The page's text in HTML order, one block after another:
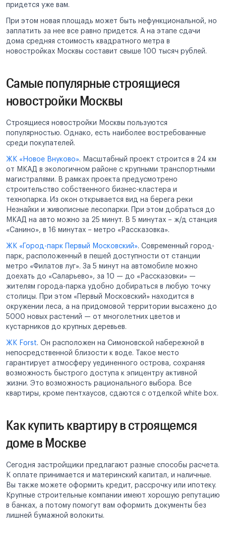
придется уже вам.
При этом новая площадь может быть нефункциональной, но
заплатить за нее все равно придется. А на этапе сдачи
дома средняя стоимость квадратного метра в
новостройках Москвы составит свыше 100 тысяч рублей.
Самые популярные строящиеся
новостройки Москвы
Строящиеся новостройки Москвы пользуются
популярностью. Однако, есть наиболее востребованные
среди покупателей.
ЖК «Новое Внуково». Масштабный проект строится в 24 км
от МКАД в экологичном районе с крупными транспортными
магистралями. В рамках проекта предусмотрено
строительство собственного бизнес-кластера и
технопарка. Из окон открывается вид на берега реки
Незнайки и живописные лесопарки. При этом добраться до
МКАД на авто можно за 25 минут. В 5 минутах – ж/д станция
«Санино», в 16 минутах – метро «Рассказовка».
ЖК «Город-парк Первый Московский». Современный город-
парк, расположенный в пешей доступности от станции
метро «Филатов луг». За 5 минут на автомобиле можно
доехать до «Саларьево», за 10 — до «Рассказовки» —
жителям города-парка удобно добираться в любую точку
столицы. При этом «Первый Московский» находится в
окружении леса, а на придомовой территории высажено до
5000 новых растений — от многолетних цветов и
кустарников до крупных деревьев.
ЖК Forst. Он расположен на Симоновской набережной в
непосредственной близости к воде. Такое место
гарантирует атмосферу уединенного острова, сохраняя
возможность быстрого доступа к эпицентру активной
жизни. Это возможность рационального выбора. Все
квартиры, кроме пентхаусов, сдаются с отделкой white box.
Как купить квартиру в строящемся
доме в Москве
Сегодня застройщики предлагают разные способы расчета.
К оплате принимается и материнский капитал, и наличные.
Вы также можете оформить кредит, рассрочку или ипотеку.
Крупные строительные компании имеют хорошую репутацию
в банках, а потому помогут вам оформить документы без
лишней бумажной волокиты.